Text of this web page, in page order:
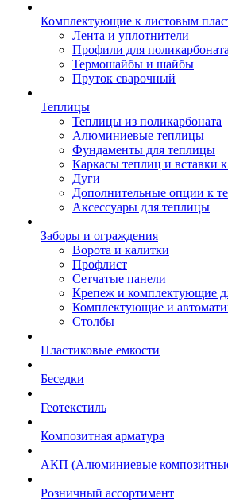
Комплектующие к листовым
Лента и уплотнители
Профили для поликарбоната
Термошайбы и шайбы
Пруток сварочный
Теплицы
Теплицы из поликарбоната
Алюминиевые теплицы
Фундаменты для теплицы
Каркасы теплиц и вставки
Дуги
Дополнительные опции к
Аксессуары для теплицы
Заборы и ограждения
Ворота и калитки
Профлист
Сетчатые панели
Крепеж и комплектующие
Комплектующие и
Столбы
Пластиковые емкости
Беседки
Геотекстиль
Композитная арматура
АКП (Алюминиевые
Розничный ассортимент